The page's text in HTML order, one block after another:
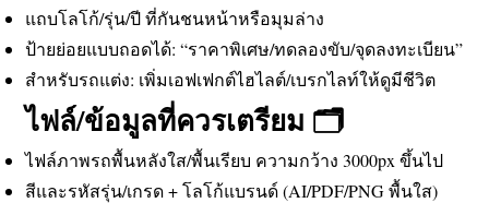
แถบโลโก้/รุ่น/ปี ที่กันชนหน้าหรือมุมล่าง
ป้ายย่อยแบบถอดได้: “ราคาพิเศษ/ทดลองขับ/จุดลงทะเบียน”
สำหรับรถแต่ง: เพิ่มเอฟเฟกต์ไฮไลต์/เบรกไลท์ให้ดูมีชีวิต
ไฟล์/ข้อมูลที่ควรเตรียม 🗂️
ไฟล์ภาพรถพื้นหลังใส/พื้นเรียบ ความกว้าง 3000px ขึ้นไป
สีและรหัสรุ่น/เกรด + โลโก้แบรนด์ (AI/PDF/PNG พื้นใส)